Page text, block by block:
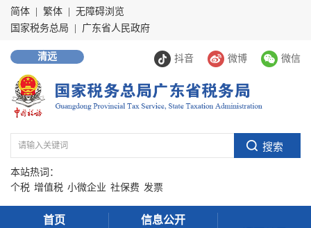
简体 繁体
无障碍浏览
国家税务总局
广东省人民政府
抖音 微博 微信
清远
本站热词：
个税 增值税 小微企业 社保费 发票
首页 信息公开